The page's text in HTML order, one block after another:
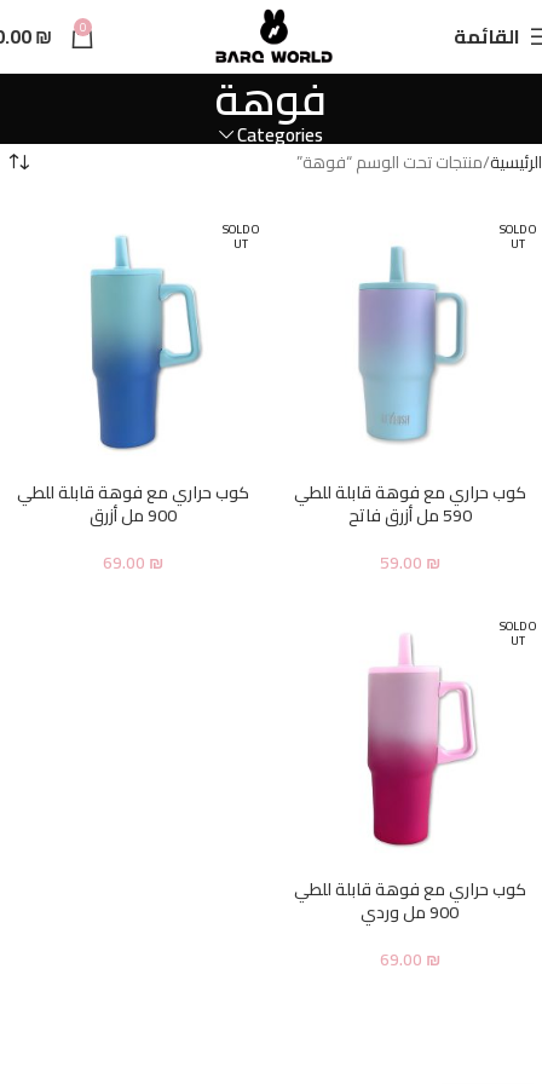
القائمة 0
₪
فوهة
Categories
الرئيسية منتجات تحت الوسم “فوهة”
SOLD O
UT
كوب حراري مع فوهة قابلة للطي
590 مل أزرق فاتح
59.00₪
SOLD O
UT
كوب حراري مع فوهة قابلة للطي
900 مل أزرق
69.00₪
SOLD O
UT
كوب حراري مع فوهة قابلة للطي
900 مل وردي
69.00₪